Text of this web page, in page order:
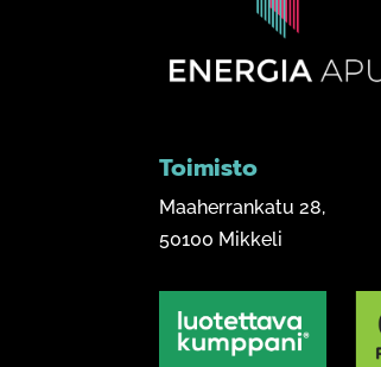
Toimisto
Maaherrankatu 28,
50100 Mikkeli